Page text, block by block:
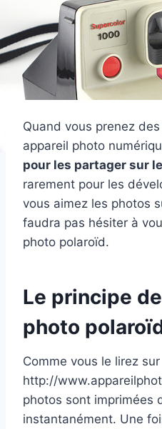
Quand vous prenez
appareil photo
pour les partager sur
rarement pour les
vous aimez les photos
faudra pas hésiter à
photo polaroïd.
Le principe
photo
Comme vous le lirez sur
http://
photos sont imprimées
instantanément. Une